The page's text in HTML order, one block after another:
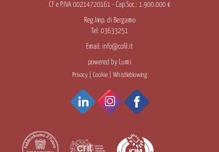
CF e P.IVA 00214720161 - Cap.Soc.: 1.900.000 €
Reg.Imp. di Bergamo
Tel: 03633251
Email: info@cofil.it
powered by Lumi
Privacy| Cookie| Whistleblowing